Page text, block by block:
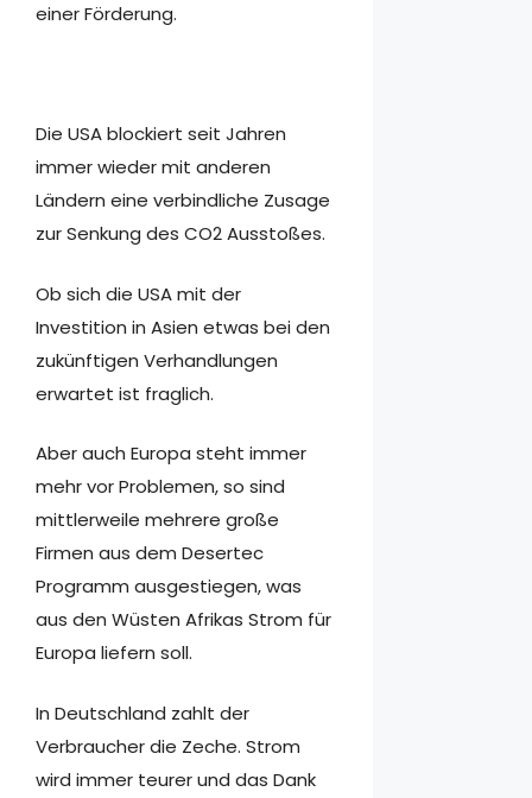
einer Förderung.
Die USA blockiert seit Jahren
immer wieder mit anderen
Ländern eine verbindliche Zusage
zur Senkung des CO2 Ausstoßes.
Ob sich die USA mit der
Investition in Asien etwas bei den
zukünftigen Verhandlungen
erwartet ist fraglich.
Aber auch Europa steht immer
mehr vor Problemen, so sind
mittlerweile mehrere große
Firmen aus dem Desertec
Programm ausgestiegen, was
aus den Wüsten Afrikas Strom für
Europa liefern soll.
In Deutschland zahlt der
Verbraucher die Zeche. Strom
wird immer teurer und das Dank